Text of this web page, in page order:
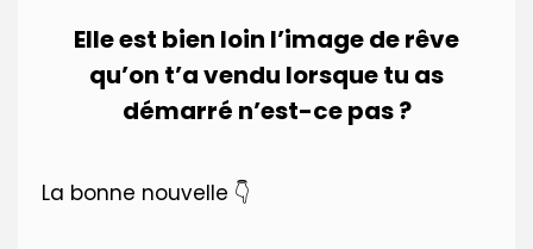
Elle est bien loin l’image de rêve
qu’on t’a vendu lorsque tu as
démarré n’est-ce pas ?
La bonne nouvelle 👇